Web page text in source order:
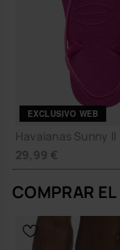
EXCLUSIVO WEB
Havaianas Sunny II
29,99 €
COMPRAR